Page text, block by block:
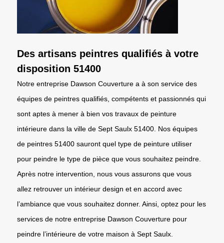
Des artisans peintres qualifiés à votre
disposition 51400
Notre entreprise Dawson Couverture a à son service des
équipes de peintres qualifiés, compétents et passionnés qui
sont aptes à mener à bien vos travaux de peinture
intérieure dans la ville de Sept Saulx 51400. Nos équipes
de peintres 51400 sauront quel type de peinture utiliser
pour peindre le type de pièce que vous souhaitez peindre.
Après notre intervention, nous vous assurons que vous
allez retrouver un intérieur design et en accord avec
l’ambiance que vous souhaitez donner. Ainsi, optez pour les
services de notre entreprise Dawson Couverture pour
peindre l’intérieure de votre maison à Sept Saulx.